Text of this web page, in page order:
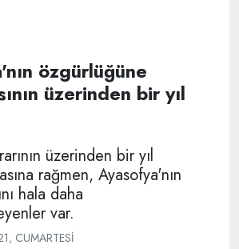
özgürlüğüne
üzerinden bir yıl
üzerinden bir yıl
rağmen, Ayasofya'nın
hala daha
var.
CUMARTESI